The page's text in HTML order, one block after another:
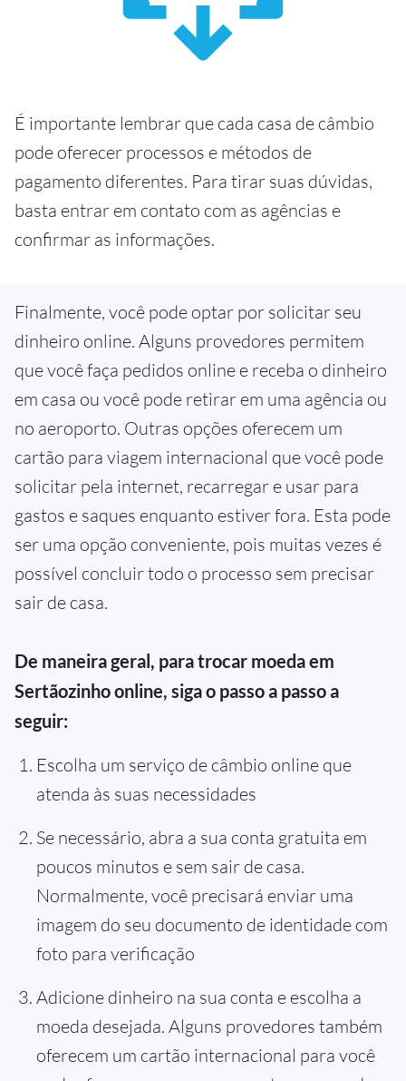
É importante lembrar que cada casa de câmbio
pode oferecer processos e métodos de
pagamento diferentes. Para tirar suas dúvidas,
basta entrar em contato com as agências e
confirmar as informações.
Finalmente, você pode optar por solicitar seu
dinheiro online. Alguns provedores permitem
que você faça pedidos online e receba o dinheiro
em casa ou você pode retirar em uma agência ou
no aeroporto. Outras opções oferecem um
cartão para viagem internacional que você pode
solicitar pela internet, recarregar e usar para
gastos e saques enquanto estiver fora. Esta pode
ser uma opção conveniente, pois muitas vezes é
possível concluir todo o processo sem precisar
sair de casa.
De maneira geral, para trocar moeda em
Sertãozinho online, siga o passo a passo a
seguir:
Escolha um serviço de câmbio online que
atenda às suas necessidades
Se necessário, abra a sua conta gratuita em
poucos minutos e sem sair de casa.
Normalmente, você precisará enviar uma
imagem do seu documento de identidade com
foto para verificação
Adicione dinheiro na sua conta e escolha a
moeda desejada. Alguns provedores também
oferecem um cartão internacional para você